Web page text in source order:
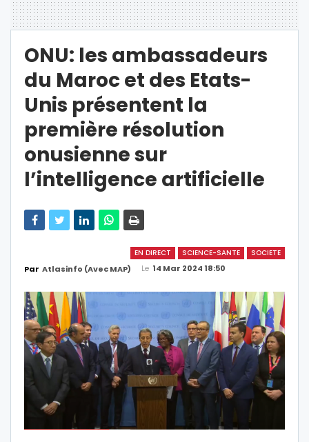
ONU: les ambassadeurs
du Maroc et des Etats-
Unis présentent la
première résolution
onusienne sur
l’intelligence artificielle
EN DIRECT SCIENCE-SANTE SOCIETE
Par Atlasinfo (avec MAP) Le 14 Mar 2024 18:50